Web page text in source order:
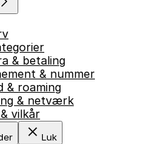
& betaling
& nummer
& roaming
& netværk
vilkår
Luk